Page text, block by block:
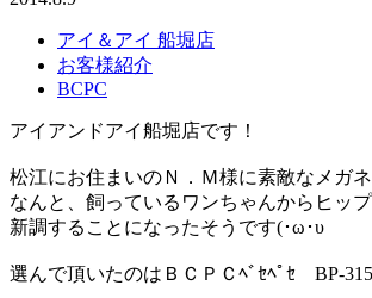
アイ＆アイ 船堀店
お客様紹介
BCPC
アイアンドアイ船堀店です！
松江にお住まいのＮ．Ｍ様に素敵なメガ
なんと、飼っているワンちゃんからヒッ
新調することになったそうです(･ω･υ
選んで頂いたのはＢＣＰＣﾍﾞｾﾍﾟｾ BP-